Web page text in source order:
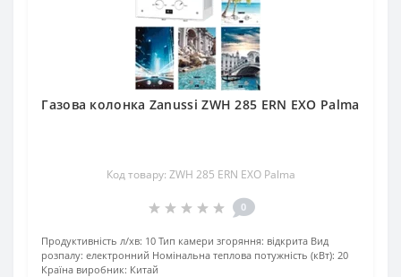
Газова колонка Zanussi ZWH 285 ERN EXO Palma
Код товару: ZWH 285 ERN EXO Palma
0
Продуктивність л/хв: 10 Тип камери згоряння: відкрита Вид
розпалу: електронний Номінальна теплова потужність (кВт): 20
Країна виробник: Китай